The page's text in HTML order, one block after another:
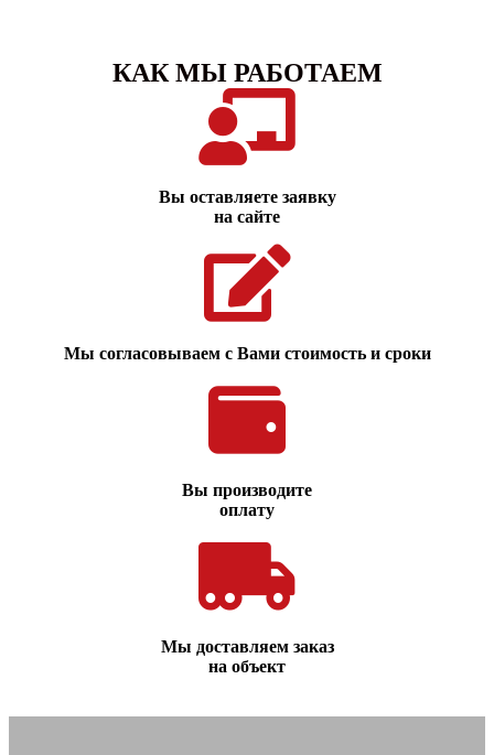
КАК МЫ РАБОТАЕМ
Вы оставляете заявку
на сайте
Мы согласовываем с Вами стоимость и сроки
Вы производите
оплату
Мы доставляем заказ
на объект